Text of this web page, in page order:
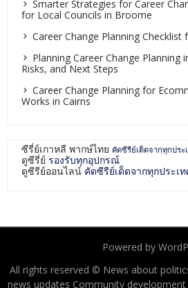
Smarter Strategies for Career
for Local Councils in Broome
Career Change Planning Checklist
Planning Career Change Planning
Risks, and Next Steps
Career Change Planning for
Works in Cairns
ซีรี่ย์เกาหลี พากษ์ไทย คัดซีรีย์เด็ดจากทุกประ
ดูซีรี่ย์ รองรับทุกอุปกรณ์
ดูซีรีย์ออนไลน์ คัดซีรีย์เด็ดจากทุกประเ
Powered by
All rights reserved © News about
news updates Community development